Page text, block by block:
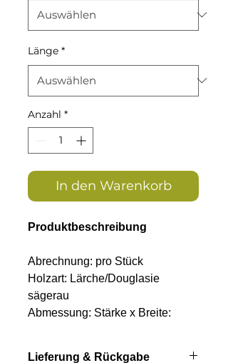
Länge *
Anzahl *
In den Warenkorb
Produktbeschreibung
Abrechnung: pro Stück
Holzart: Lärche/Douglasie
sägerau
Abmessung: Stärke x Breite:
Lieferung & Rückgabe